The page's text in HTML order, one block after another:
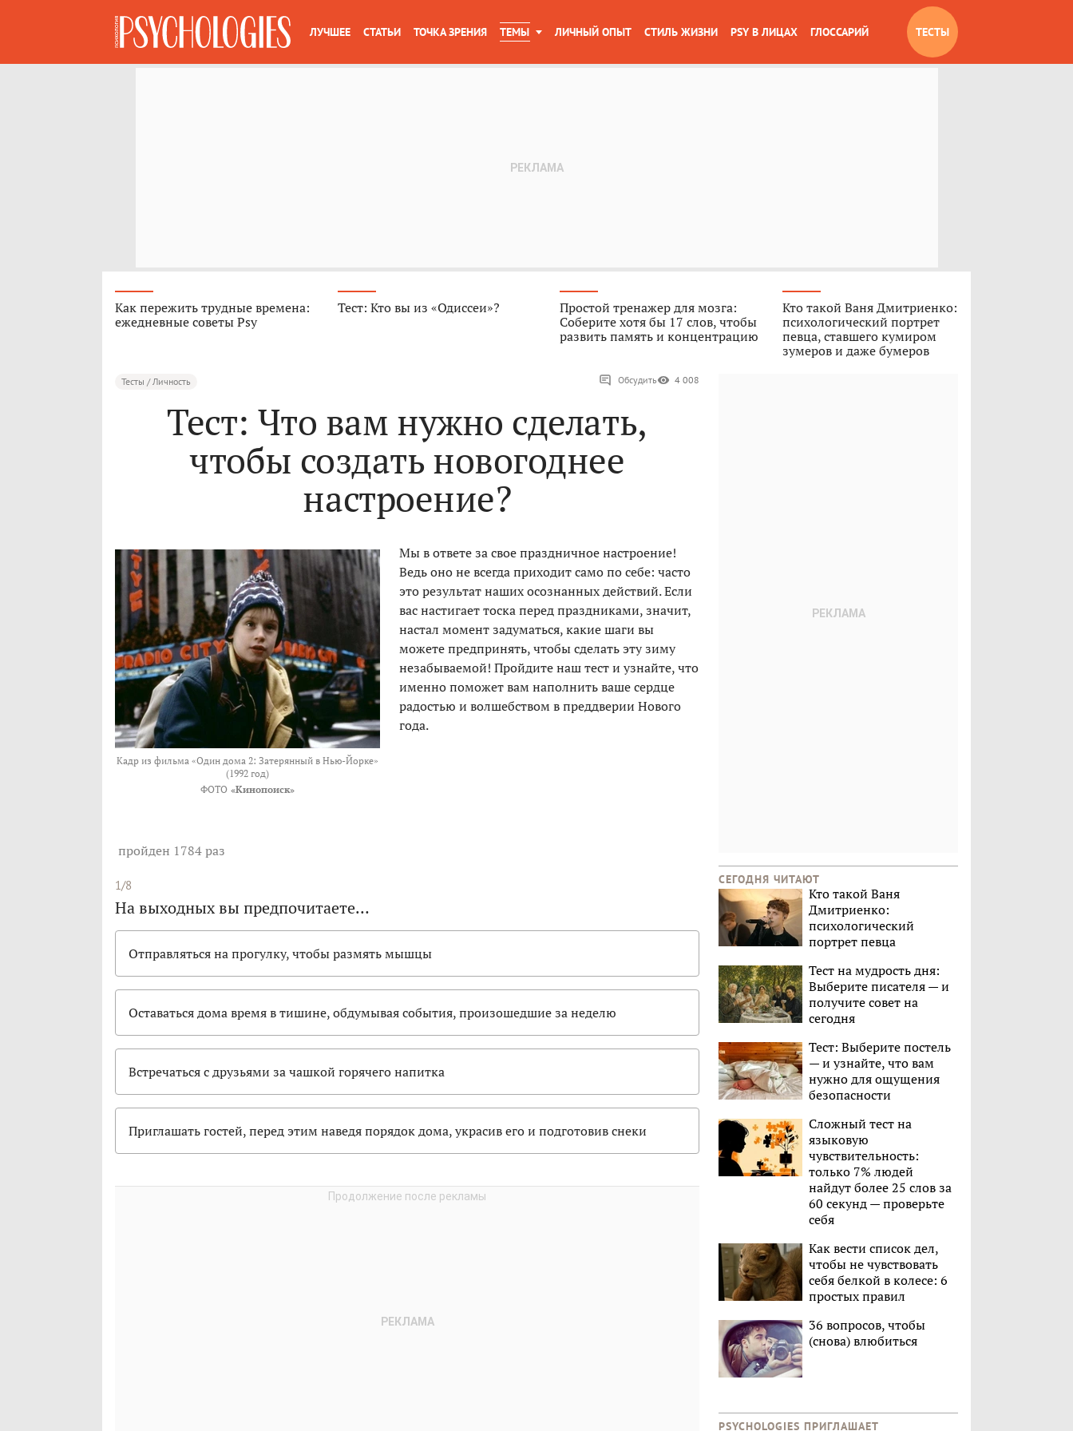
ЛУЧШЕЕ СТАТЬИ ТОЧКА ЗРЕНИЯ ТЕМЫ ЛИЧНЫЙ ОПЫТ СТИЛЬ ЖИЗНИ PSY В ЛИЦАХ ГЛОССАРИЙ ТЕСТЫ
Как пережить трудные времена:
ежедневные советы Psy
Тест: Кто вы из «Одиссеи»?
Простой тренажер для мозга:
Соберите хотя бы 17 слов, чтобы
развить память и концентрацию
Кто такой Ваня Дмитриенко:
психологический портрет
певца, ставшего кумиром
зумеров и даже бумеров
Тесты / Личность Обсудить 4 008
Тест: Что вам нужно сделать,
чтобы создать новогоднее
настроение?
Кадр из фильма «Один дома 2: Затерянный в Нью-Йорке»
(1992 год)
ФОТО «Кинопоиск»
Мы в ответе за свое праздничное настроение!
Ведь оно не всегда приходит само по себе: часто
это результат наших осознанных действий. Если
вас настигает тоска перед праздниками, значит,
настал момент задуматься, какие шаги вы
можете предпринять, чтобы сделать эту зиму
незабываемой! Пройдите наш тест и узнайте, что
именно поможет вам наполнить ваше сердце
радостью и волшебством в преддверии Нового
года.
пройден 1784 раз
1/8
На выходных вы предпочитаете…
Отправляться на прогулку, чтобы размять мышцы
Оставаться дома время в тишине, обдумывая события, произошедшие за неделю
Встречаться с друзьями за чашкой горячего напитка
Приглашать гостей, перед этим наведя порядок дома, украсив его и подготовив снеки
СЕГОДНЯ ЧИТАЮТ
Кто такой Ваня
Дмитриенко:
психологический
портрет певца
Тест на мудрость дня:
Выберите писателя — и
получите совет на
сегодня
Тест: Выберите постель
— и узнайте, что вам
нужно для ощущения
безопасности
Сложный тест на
языковую
чувствительность:
только 7% людей
найдут более 25 слов за
60 секунд — проверьте
себя
Как вести список дел,
чтобы не чувствовать
себя белкой в колесе: 6
простых правил
36 вопросов, чтобы
(снова) влюбиться
PSYCHOLOGIES ПРИГЛАШАЕТ